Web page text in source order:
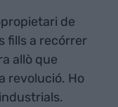
de
fills a recórrer
allò que
revolució. Ho